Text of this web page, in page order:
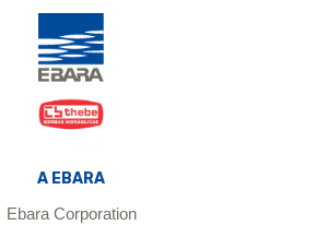
A EBARA
Ebara Corporation